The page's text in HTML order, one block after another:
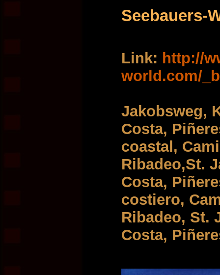
Seebauers-
Link: http://
world.com/
Jakobsweg,
Costa,
coastal,
Ribadeo,St.
Costa,
costiero,
Ribadeo, St.
Costa,